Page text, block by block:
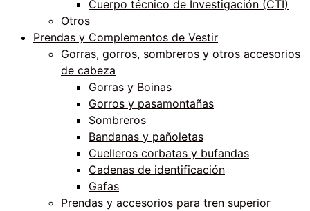
Cuerpo técnico de Investigación (CTI)
Otros
Prendas y Complementos de Vestir
Gorras, gorros, sombreros y otros accesorios
de cabeza
Gorras y Boinas
Gorros y pasamontañas
Sombreros
Bandanas y pañoletas
Cuelleros corbatas y bufandas
Cadenas de identificación
Gafas
Prendas y accesorios para tren superior